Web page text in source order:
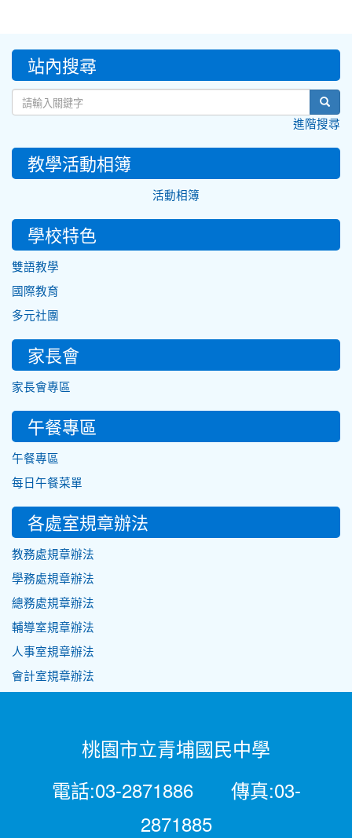
::: 站內搜尋
進階搜尋
教學活動相簿
活動相簿
學校特色
雙語教學
國際教育
多元社團
家長會
家長會專區
午餐專區
午餐專區
每日午餐菜單
各處室規章辦法
教務處規章辦法
學務處規章辦法
總務處規章辦法
輔導室規章辦法
人事室規章辦法
會計室規章辦法
桃園市立青埔國民中學
電話:03-2871886 傳真:03-
2871885